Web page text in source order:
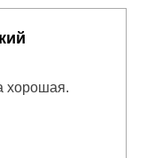
хорошая.